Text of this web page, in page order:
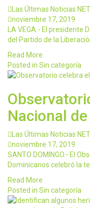
Las Últimas Noticias NET
noviembre 17, 2019
LA VEGA.- El presidente
del Partido de la
Read More
Posted in Sin categoría
Nacional
Las Últimas Noticias NET
noviembre 17, 2019
SANTO DOMINGO.- El
Dominicanos celebró la
Read More
Posted in Sin categoría